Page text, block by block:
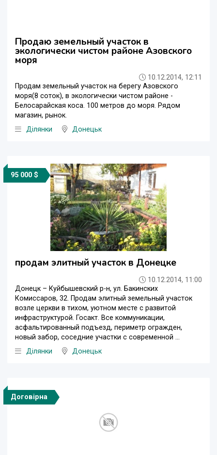
Продаю земельный участок в
экологически чистом районе Азовского
моря
10.12.2014, 12:11
Продам земельный участок на берегу Азовского
моря(8 cоток), в экологически чистом районе -
Белосарайская коса. 100 метров до моря. Рядом
магазин, рынок.
Ділянки
Донецьк
95 000 $
продам элитный участок в Донецке
10.12.2014, 11:00
Донецк – Куйбышевский р-н, ул. Бакинских
Комиссаров, 32. Продам элитный земельный участок
возле церкви в тихом, уютном месте с развитой
инфраструктурой. Госакт. Все коммуникации,
асфальтированный подъезд, периметр огражден,
новый забор, соседние участки с современной ...
Ділянки
Донецьк
Договірна